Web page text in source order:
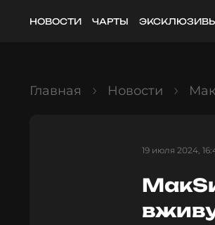
НОВОСТИ ЧАРТЫ
Главная Новости
19 июля 2024,